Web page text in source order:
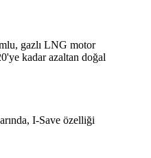
gazlı LNG motor
kadar azaltan doğal
I-Save özelliği